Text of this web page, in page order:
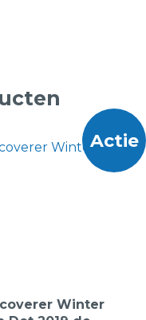
Actie
Winter